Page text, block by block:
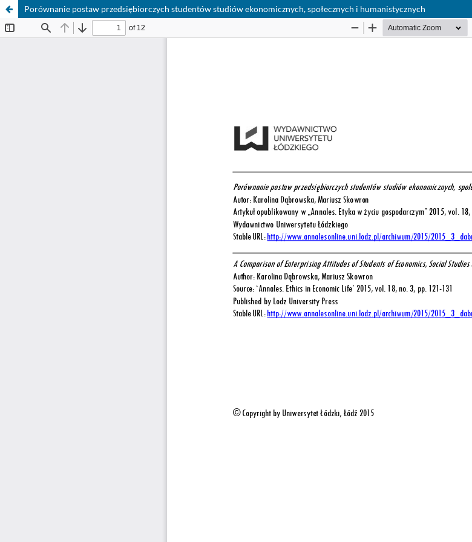
Porównanie postaw przedsiębiorczych studentów studiów ekonomicznych, społecznych i humanistycznych